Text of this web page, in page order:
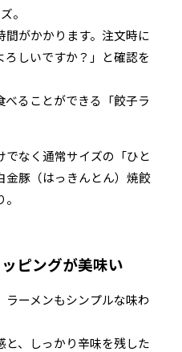
。
がかかります。注文時に
ろしいですか？」と確認を
べることができる「餃子ラ
なく通常サイズの「ひと
金豚（はっきんとん）焼餃
ピングが美味い
ーメンもシンプルな味わ
、しっかり辛味を残した